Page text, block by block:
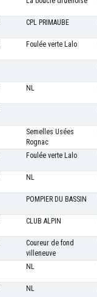
CPL PRIMAUBE
Foulée verte Lalo
NL
Semelles Usées
Rognac
Foulée verte Lalo
NL
POMPIER DU BASSIN
CLUB ALPIN
Coureur de fond
villeneuve
NL
NL